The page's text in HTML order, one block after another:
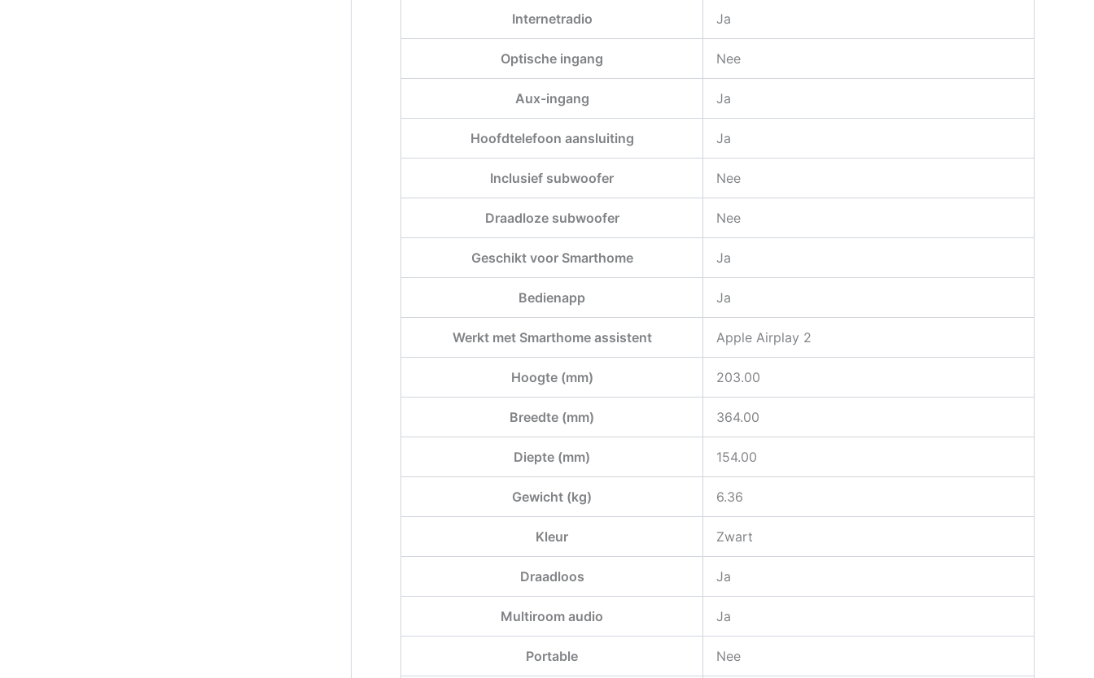
Internetradio Ja
Optische ingang Nee
Aux-ingang Ja
Hoofdtelefoon aansluiting Ja
Inclusief subwoofer Nee
Draadloze subwoofer Nee
Geschikt voor Smarthome Ja
Bedienapp Ja
Werkt met Smarthome assistent Apple Airplay 2
Hoogte (mm) 203.00
Breedte (mm) 364.00
Diepte (mm) 154.00
Gewicht (kg) 6.36
Kleur Zwart
Draadloos Ja
Multiroom audio Ja
Portable Nee